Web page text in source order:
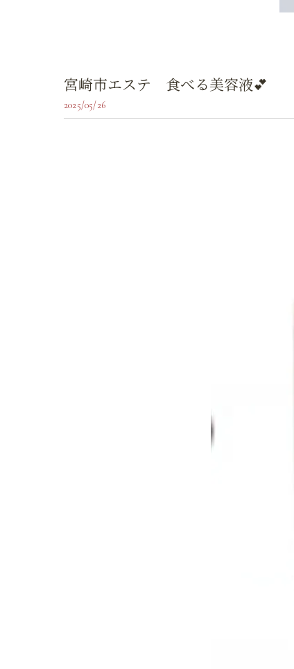
宮崎市エステ 食べる美容液💕
2025/05/26